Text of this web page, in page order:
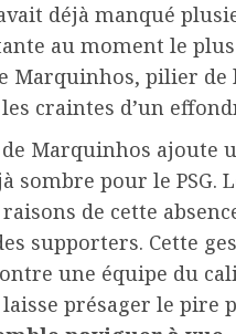
déjà manqué
au moment le
Marquinhos, pilier de
craintes d’un
Marquinhos ajoute
sombre pour le PSG.
de cette
supporters. Cette
une équipe du
présager le pire